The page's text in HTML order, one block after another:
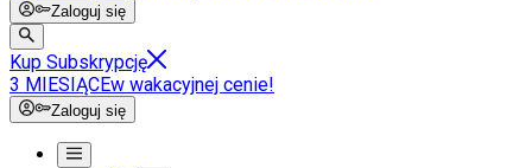
Zaloguj się
Kup Subskrypcję
3 MIESIĄCEw wakacyjnej cenie!
Zaloguj się